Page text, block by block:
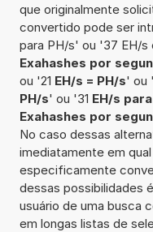
que originalmente
convertido pode ser
para PH/s' ou '37 EH/s
Exahashes por
ou '21 EH/s = PH/s' ou
PH/s' ou '31 EH/s
Exahashes por
No caso dessas
imediatamente em
especificamente
dessas possibilidades
usuário de uma busca
em longas listas de